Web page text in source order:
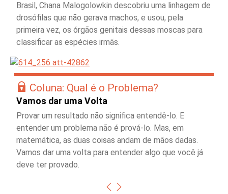
Brasil, Chana Malogolowkin descobriu uma linhagem de
drosófilas que não gerava machos, e usou, pela
primeira vez, os órgãos genitais dessas moscas para
classificar as espécies irmãs.
Coluna: Qual é o Problema?
Vamos dar uma Volta
Provar um resultado não significa entendê-lo. E
entender um problema não é prová-lo. Mas, em
matemática, as duas coisas andam de mãos dadas.
Vamos dar uma volta para entender algo que você já
deve ter provado.